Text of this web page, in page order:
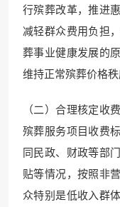
行殡葬改革，推进
减轻群众费用负担
葬事业健康发展的
维持正常殡葬价格秩
（二）合理核定收
殡葬服务项目收费
同民政、财政等部
贴等情况，按照非
众特别是低收入群